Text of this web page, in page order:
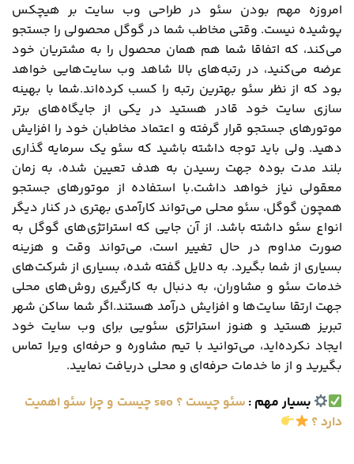
امروزه مهم بودن سئو در طراحی وب سایت بر هیچکس
پوشیده نیست. وقتی مخاطب شما در گوگل محصولی را جستجو
می‌کند، که اتفاقا شما هم همان محصول را به مشتریان خود
عرضه می‌کنید، در رتبه‌های بالا شاهد وب سایت‌هایی خواهد
بود که از نظر سئو بهترین رتبه ‌را کسب کرده‌اند.شما با بهینه
سازی سایت خود قادر هستید در یکی از جایگاه‌های برتر
موتورهای جستجو قرار گرفته و اعتماد مخاطبان خود را افزایش
دهید. ولی باید توجه داشته باشید که سئو یک سرمایه ‌گذاری
بلند مدت بوده جهت رسیدن به هدف تعیین شده، به زمان
معقولی نیاز خواهد داشت.با استفاده از موتورهای جستجو
همچون گوگل، سئو محلی می‌تواند کارآمدی بهتری در کنار دیگر
انواع سئو داشته باشد. از آن جایی که استراتژی‌های گوگل به
صورت مداوم در حال تغییر است، می‌تواند وقت و هزینه
بسیاری از شما بگیرد. به دلایل گفته شده، بسیاری از شرکت‌های
خدمات سئو و مشاوران، به دنبال به کارگیری روش‌های محلی
جهت ارتقا سایت‌ها و افزایش درآمد هستند.اگر شما ساکن شهر
تبریز هستید و هنوز استراتژی سئویی برای وب سایت خود
ایجاد نکرده‌اید، می‌توانید با تیم مشاوره و حرفه‌ای ویرا تماس
بگیرید و از ما خدمات حرفه‌ای و محلی دریافت نمایید.
بسیار مهم :
سئو چیست ؟ seo چیست و چرا سئو اهمیت
دارد ؟